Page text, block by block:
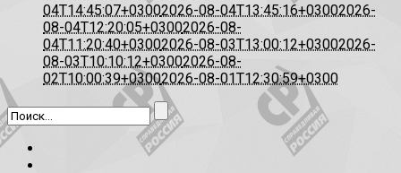
04T14:45:07+03002026-08-04T13:45:16+03002026-
08-04T12:20:05+03002026-08-
04T11:20:40+03002026-08-03T13:00:12+03002026-
08-03T10:10:12+03002026-08-
02T10:00:39+03002026-08-01T12:30:59+0300